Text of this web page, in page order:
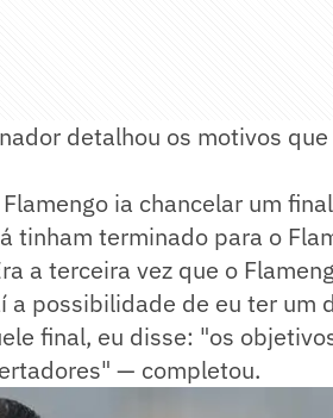
detalhou os motivos
ia chancelar um
tinham terminado para o
a terceira vez que o
a possibilidade de eu ter um
final, eu disse: "os
— completou.